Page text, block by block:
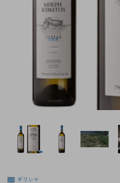
ギリシャ